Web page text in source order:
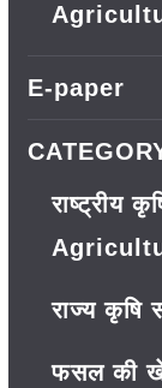
E-paper
राष्ट्रीय
राज्य कृषि
फसल की